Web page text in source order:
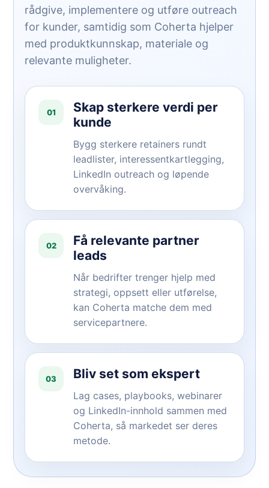
rådgive, implementere og utføre outreach
for kunder, samtidig som Coherta hjelper
med produktkunnskap, materiale og
relevante muligheter.
01
Skap sterkere verdi per
kunde
Bygg sterkere retainers rundt
leadlister, interessentkartlegging,
LinkedIn outreach og løpende
overvåking.
02
Få relevante partner
leads
Når bedrifter trenger hjelp med
strategi, oppsett eller utførelse,
kan Coherta matche dem med
servicepartnere.
03 Bliv set som ekspert
Lag cases, playbooks, webinarer
og LinkedIn-innhold sammen med
Coherta, så markedet ser deres
metode.